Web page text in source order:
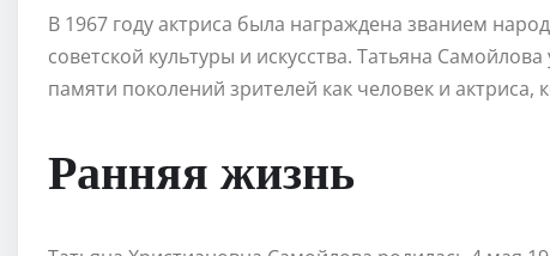
В 1967 году актриса была награждена званием
советской культуры и искусства. Татьяна
памяти поколений зрителей как человек и актриса,
Ранняя жизнь